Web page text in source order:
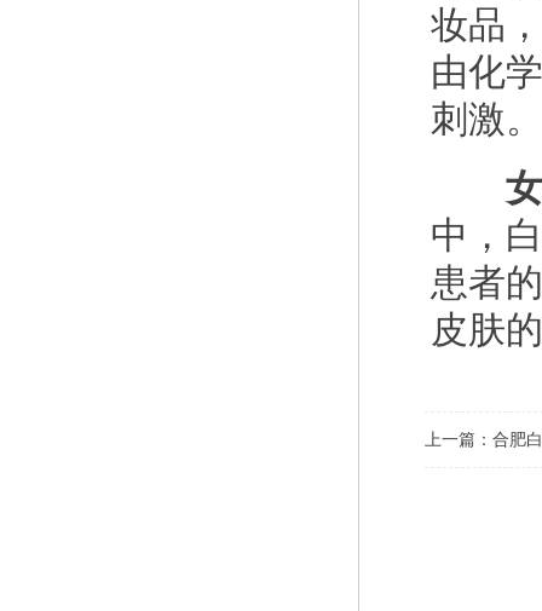
妆品
由化
刺激。
中，
患者
皮肤
上一篇： 合肥